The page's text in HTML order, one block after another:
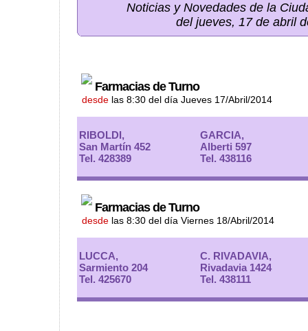
Noticias y Novedades de la
del jueves, 17 de abril
Farmacias de Turno
desde las 8:30 del día Jueves 17/Abril/2014
RIBOLDI,
San Martín 452
Tel. 428389
GARCIA,
Alberti 597
Tel. 438116
Farmacias de Turno
desde las 8:30 del día Viernes 18/Abril/2014
LUCCA,
Sarmiento 204
Tel. 425670
C. RIVADAVIA,
Rivadavia 1424
Tel. 438111